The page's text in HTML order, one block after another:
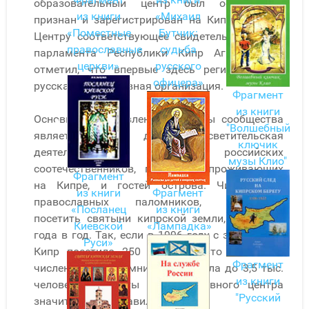
из книги
«Поместные
православные
церкви»
Фрагмент
из книги
«Посланец
Киевской
Руси»
«Михаил
Бутчик:
судьба
русского
офицера»
Фрагмент
из книги
«Лампадка»
Фрагмент
из книги
"Волшебный
ключик
музы Клио"
Фрагмент
из книги
"Русский
образовательный центр был официально
признан и зарегистрирован на Кипре. Вручая
Центру соответствующее свидетельство, член
парламента Республики Кипр Агис Агапиу
отметил, что впервые здесь регистрируется
русская православная организация.
Основным направлением работы сообщества
является духовно-просветительская
деятельность среди российских
соотечественников, постоянно проживающих
на Кипре, и гостей острова. Численность
православных паломников, желающих
посетить святыни кипрской земли, растёт из
года в год. Так, если в 1996 году с этой целью
Кипр посетило 250 верующих, то в 2004 г.
численность паломников возросла до 3,5 тыс.
человек, и работы у православного центра
значительно прибавилось.